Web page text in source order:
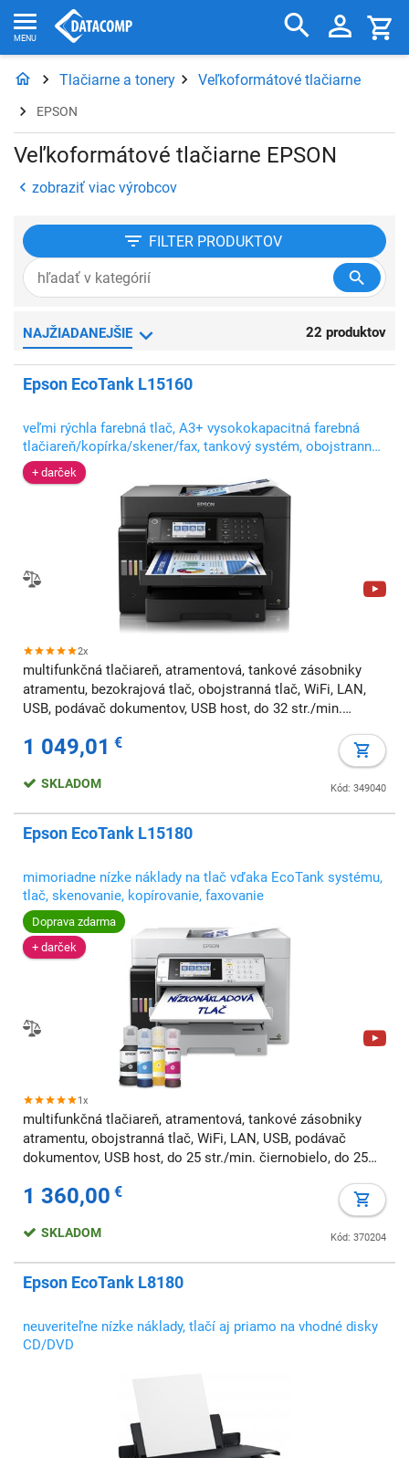
Tlačiarne a tonery Veľkoformátové tlačiarne
EPSON
Veľkoformátové tlačiarne EPSON
zobraziť viac výrobcov
FILTER PRODUKTOV
NAJŽIADANEJŠIE 22 produktov
Epson EcoTank L15160
veľmi rýchla farebná tlač, A3+ vysokokapacitná farebná
tlačiareň/kopírka/skener/fax, tankový systém, obojstranná
tlač+ darček
2x
multifunkčná tlačiareň, atramentová, tankové zásobniky
atramentu, bezokrajová tlač, obojstranná tlač, WiFi, LAN,
USB, podávač dokumentov, USB host, do 32 str./min.
1 049,01 €
Kód: 349040
SKLADOM
Epson EcoTank L15180
mimoriadne nízke náklady na tlač vďaka EcoTank systému,
tlač, skenovanie, kopírovanie, faxovanie
Doprava zdarma
+ darček
1x
multifunkčná tlačiareň, atramentová, tankové zásobniky
atramentu, obojstranná tlač, WiFi, LAN, USB, podávač
dokumentov, USB host, do 25 str./min. čiernobielo, do 25
1 360,00 €
Kód: 370204
SKLADOM
Epson EcoTank L8180
neuveriteľne nízke náklady, tlačí aj priamo na vhodné disky
CD/DVD